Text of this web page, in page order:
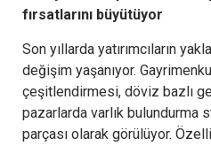
fırsatlarını büyütüyor
Son yıllarda yatırımcıların
değişim yaşanıyor.
çeşitlendirmesi, döviz bazlı
pazarlarda varlık bulundurma
parçası olarak görülüyor.